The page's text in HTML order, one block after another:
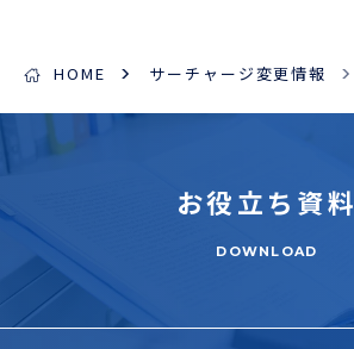
HOME サーチャージ変更情報
お役立ち 資料
DOWNLOAD